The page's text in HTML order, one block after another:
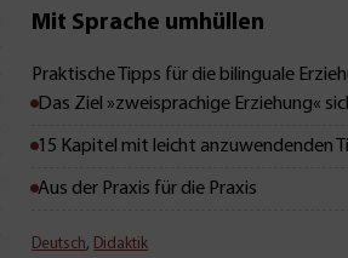
Mit Leseprobe!
Mit Sprache umhüllen
Praktische Tipps für die bilinguale
Das Ziel »zweisprachige Erziehung«
15 Kapitel mit leicht anzuwendenden
Aus der Praxis für die Praxis
Deutsch, Didaktik